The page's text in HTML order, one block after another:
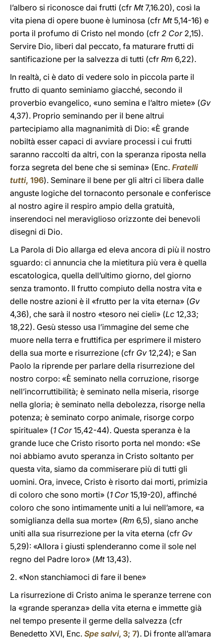
l’albero si riconosce dai frutti (cfr Mt7,16.20), così la
vita piena di opere buone è luminosa (cfr Mt5,14-16) e
porta il profumo di Cristo nel mondo (cfr 2 Cor2,15).
Servire Dio, liberi dal peccato, fa maturare frutti di
santificazione per la salvezza di tutti (cfr Rm 6,22).
In realtà, ci è dato di vedere solo in piccola parte il
frutto di quanto seminiamo giacché, secondo il
proverbio evangelico, «uno semina e l’altro miete» (Gv
4,37). Proprio seminando per il bene altrui
partecipiamo alla magnanimità di Dio: «È grande
nobiltà esser capaci di avviare processi i cui frutti
saranno raccolti da altri, con la speranza riposta nella
forza segreta del bene che si semina» (Enc. Fratelli
tutti, 196). Seminare il bene per gli altri ci libera dalle
anguste logiche del tornaconto personale e conferisce
al nostro agire il respiro ampio della gratuità,
inserendoci nel meraviglioso orizzonte dei benevoli
disegni di Dio.
La Parola di Dio allarga ed eleva ancora di più il nostro
sguardo: ci annuncia che la mietitura più vera è quella
escatologica, quella dell’ultimo giorno, del giorno
senza tramonto. Il frutto compiuto della nostra vita e
delle nostre azioni è il «frutto per la vita eterna» (Gv
4,36), che sarà il nostro «tesoro nei cieli» (Lc 12,33;
18,22). Gesù stesso usa l’immagine del seme che
muore nella terra e fruttifica per esprimere il mistero
della sua morte e risurrezione (cfr Gv 12,24); e San
Paolo la riprende per parlare della risurrezione del
nostro corpo: «È seminato nella corruzione, risorge
nell’incorruttibilità; è seminato nella miseria, risorge
nella gloria; è seminato nella debolezza, risorge nella
potenza; è seminato corpo animale, risorge corpo
spirituale» (1 Cor15,42-44). Questa speranza è la
grande luce che Cristo risorto porta nel mondo: «Se
noi abbiamo avuto speranza in Cristo soltanto per
questa vita, siamo da commiserare più di tutti gli
uomini. Ora, invece, Cristo è risorto dai morti, primizia
di coloro che sono morti» (1 Cor15,19-20), affinché
coloro che sono intimamente uniti a lui nell’amore, «a
somiglianza della sua morte» (Rm 6,5), siano anche
uniti alla sua risurrezione per la vita eterna (cfr Gv
5,29): «Allora i giusti splenderanno come il sole nel
regno del Padre loro» (Mt13,43).
2. «Non stanchiamoci di fare il bene»
La risurrezione di Cristo anima le speranze terrene con
la «grande speranza» della vita eterna e immette già
nel tempo presente il germe della salvezza (cfr
Benedetto XVI, Enc. Spe salvi, 3; 7). Di fronte all’amara